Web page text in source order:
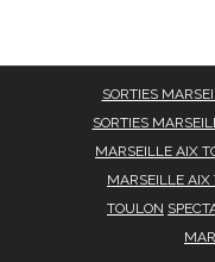
SORTIES
SORTIES
MARSEILLE AIX
MARSEILLE AIX
TOULON